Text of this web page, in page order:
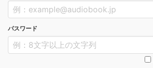
パスワード